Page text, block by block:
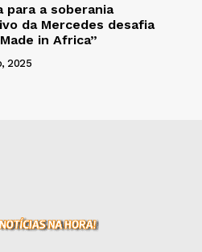
para a soberania
da Mercedes desafia
in Africa”
2025